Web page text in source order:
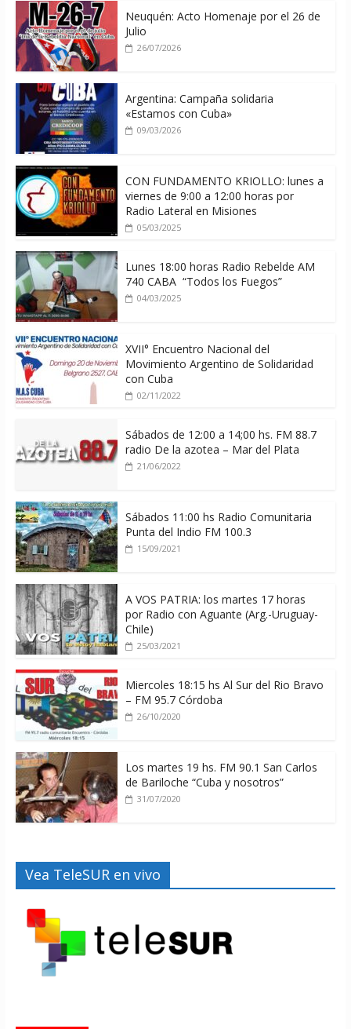
Neuquén: Acto Homenaje por el 26 de
Julio
26/07/2026
Argentina: Campaña solidaria
«Estamos con Cuba»
09/03/2026
CON FUNDAMENTO KRIOLLO: lunes a
viernes de 9:00 a 12:00 horas por
Radio Lateral en Misiones
05/03/2025
Lunes 18:00 horas Radio Rebelde AM
740 CABA “Todos los Fuegos”
04/03/2025
XVII° Encuentro Nacional del
Movimiento Argentino de Solidaridad
con Cuba
02/11/2022
Sábados de 12:00 a 14;00 hs. FM 88.7
radio De la azotea – Mar del Plata
21/06/2022
Sábados 11:00 hs Radio Comunitaria
Punta del Indio FM 100.3
15/09/2021
A VOS PATRIA: los martes 17 horas
por Radio con Aguante (Arg.-Uruguay-
Chile)
25/03/2021
Miercoles 18:15 hs Al Sur del Rio Bravo
– FM 95.7 Córdoba
26/10/2020
Los martes 19 hs. FM 90.1 San Carlos
de Bariloche “Cuba y nosotros”
31/07/2020
Vea TeleSUR en vivo